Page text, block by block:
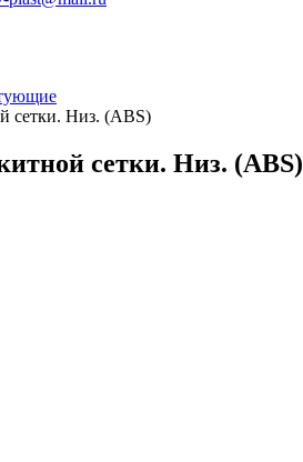
сетки. Низ. (ABS)
сетки. Низ. (ABS)